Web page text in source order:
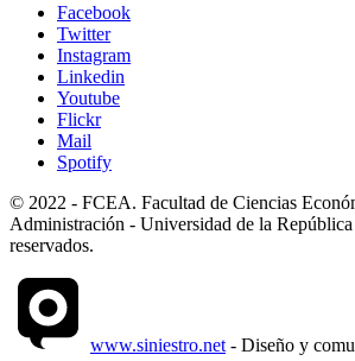
Facebook
Twitter
Instagram
Linkedin
Youtube
Flickr
Mail
Spotify
© 2022 - FCEA. Facultad de Ciencias
Administración - Universidad de la
reservados.
www.siniestro.net - Diseño y